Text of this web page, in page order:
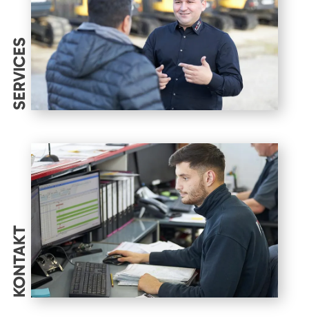
SERVICES
KONTAKT